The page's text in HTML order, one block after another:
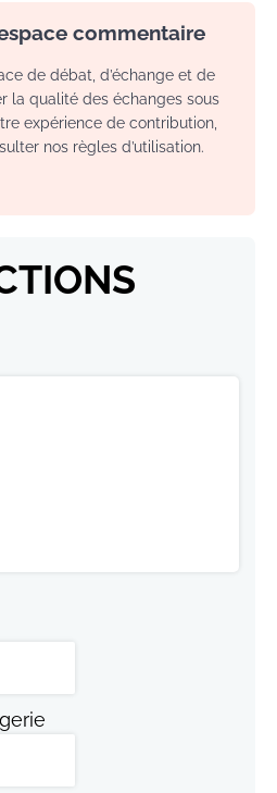
commentaire
de débat, d’échange et de
la qualité des échanges sous
expérience de contribution,
nos règles d’utilisation.